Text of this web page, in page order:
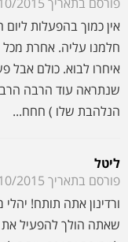
פורסם בתאריך 19/10/2015 - 14:40:06
שאתה הולך להפעיל את
למסיבה והפכת אותה
אתה טוב ובקיצור
משפחת גרובר
שרונה
פורסם בתאריך 11/10/2015 - 08:33:46